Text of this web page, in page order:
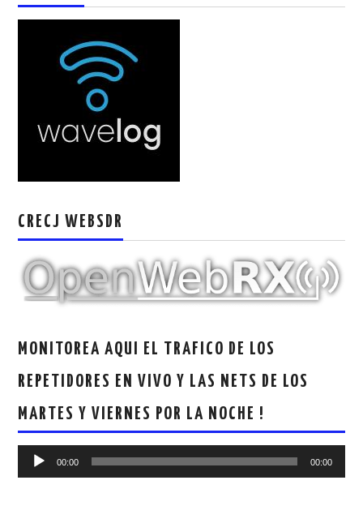
SOTA Y POTA
CRECJ
MUMLA APP ( MUY FÁCIL )
CRECJ WEBSDR
MONITOREA AQUI EL TRAFICO DE LOS
REPETIDORES EN VIVO Y LAS NETS DE LOS
MARTES Y VIERNES POR LA NOCHE !
Reproductor
00:00 00:00